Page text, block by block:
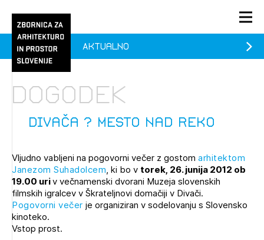
PRIJAVA
Aktualno
Praksa
O ZAPS
1/1
Pozdravljeni
Prijavite se s svojim ZAPS uporabniškim imenom in geslom.
Divača ? mesto nad Reko
Dogodek
Aktualno
Vljudno vabljeni na pogovorni večer z gostom arhitektom
Janezom Suhadolcem, ki bo v torek, 26. junija 2012 ob
19.00 uriv večnamenski dvorani Muzeja slovenskih
filmskih igralcev v Škrateljnovi domačiji v Divači.
Pogovorni večer je organiziran v sodelovanju s Slovensko
kinoteko.
Vstop prost.
1/1
prijava
1/2
Prijava na novičnik
Ostanite na tekočem z novicami in se naročite na
Novičnike. Označite svojo izbiro.
Novičnike vam bomo pošiljali na vaš elektronski naslov.
Mesečni novičnik